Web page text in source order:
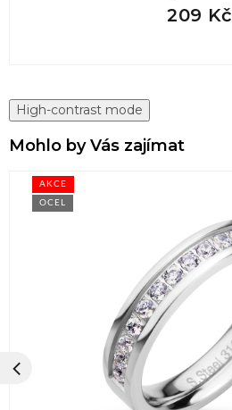
209 Kč
High-contrast mode
Mohlo by Vás zajímat
AKCE
OCEL